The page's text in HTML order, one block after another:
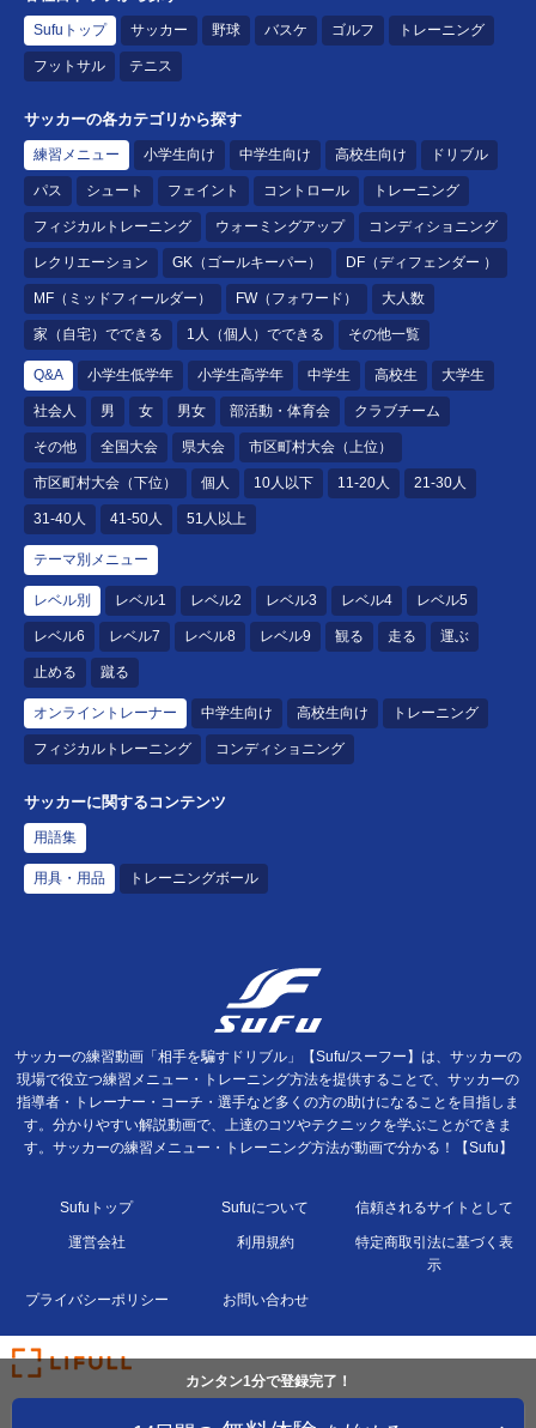
Sufuトップ サッカー 野球 バスケ ゴルフ トレーニング
フットサル テニス
サッカーの各カテゴリから探す
練習メニュー 小学生向け 中学生向け 高校生向け ドリブル
パス シュート フェイント コントロール トレーニング
フィジカルトレーニング ウォーミングアップ コンディショニング
レクリエーション GK（ゴールキーパー） DF（ディフェンダー ）
MF（ミッドフィールダー） FW（フォワード） 大人数
家（自宅）でできる 1人（個人）でできる その他一覧
Q&A 小学生低学年 小学生高学年 中学生 高校生 大学生
社会人 男 女 男女 部活動・体育会 クラブチーム
その他 全国大会 県大会 市区町村大会（上位）
市区町村大会（下位） 個人 10人以下 11-20人 21-30人
31-40人 41-50人 51人以上
テーマ別メニュー
レベル別 レベル1 レベル2 レベル3 レベル4 レベル5
レベル6 レベル7 レベル8 レベル9 観る 走る 運ぶ
止める 蹴る
オンライントレーナー 中学生向け 高校生向け トレーニング
フィジカルトレーニング コンディショニング
サッカーに関するコンテンツ
用語集
用具・用品 トレーニングボール
カンタン1分で登録完了！
サッカーの練習動画「相手を騙すドリブル」【Sufu/スーフー】は、サッカーの
現場で役立つ練習メニュー・トレーニング方法を提供することで、サッカーの
指導者・トレーナー・コーチ・選手など多くの方の助けになることを目指しま
す。分かりやすい解説動画で、上達のコツやテクニックを学ぶことができま
す。サッカーの練習メニュー・トレーニング方法が動画で分かる！【Sufu】
Sufuトップ Sufuについて 信頼されるサイトとして
運営会社 利用規約
特定商取引法に基づく表
示
プライバシーポリシー お問い合わせ